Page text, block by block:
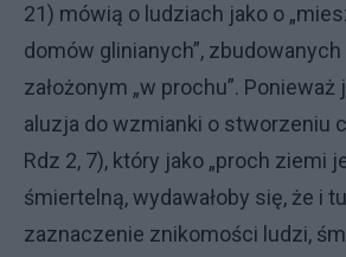
21) mó­wią o ludziach jako o
domów glinianych”,
założonym „w prochu”.
aluzja do wzmianki o stworzeniu
Rdz 2, 7), który jako „proch ziemi
śmiertelną, wydawało­by się, że i
zaznaczenie znikomości ludzi,